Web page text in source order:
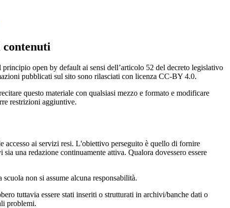
contenuti
open by default ai sensi dell’articolo 52 del decreto legislativo
pubblicati sul sito sono rilasciati con licenza CC-BY 4.0.
questo materiale con qualsiasi mezzo e formato e modificare
restrizioni aggiuntive.
accesso ai servizi resi. L'obiettivo perseguito è quello di fornire
una redazione continuamente attiva. Qualora dovessero essere
non si assume alcuna responsabilità.
tuttavia essere stati inseriti o strutturati in archivi/banche dati o
problemi.